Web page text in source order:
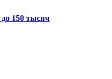
150 тысяч